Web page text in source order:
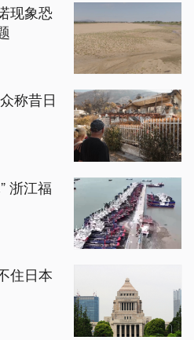
现象恐
称昔日
浙江福
住日本